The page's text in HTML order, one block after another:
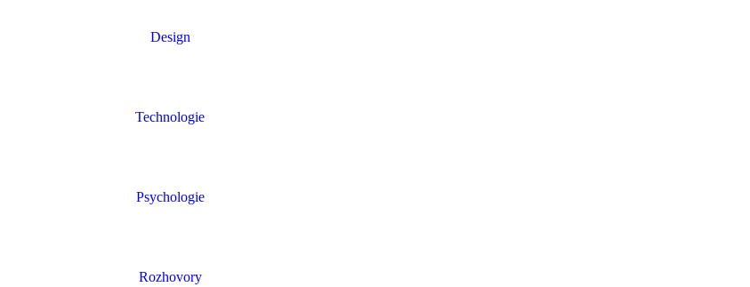
Design
Technologie
Psychologie
Rozhovory